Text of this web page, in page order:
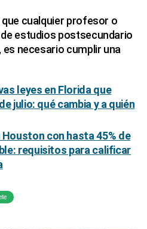
cualquier profesor o
estudios postsecundario
necesario cumplir una
leyes en Florida que
julio: qué cambia y a quién
Houston con hasta 45% de
requisitos para calificar